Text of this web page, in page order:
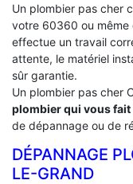
Un plombier pas cher
votre 60360 ou
effectue un travail
attente, le matériel
sûr garantie.
Un plombier pas cher
plombier qui vous
de dépannage ou de
DÉPANNAGE
LE-GRAND